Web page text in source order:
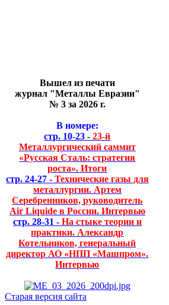
Вышел из печати
журнал "Металлы Евразии"
№ 3 за 2026 г.
В номере:
стр. 10-23 - 23-й
Металлургический саммит
«Русская Сталь: стратегия
роста». Итоги
стр. 24-27 - Технические газы для
металлургии. Артем
Серебренников, руководитель
Air Liquide в России. Интервью
стр. 28-31 - На стыке теории и
практики. Александр
Котельников, генеральный
директор АО «НПП «Машпром».
Интервью
Старая версия сайта